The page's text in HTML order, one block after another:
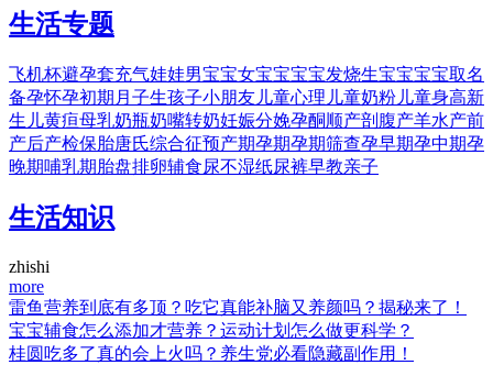
生活专题
飞机杯避孕套充气娃娃男宝宝女宝宝宝宝发烧生宝宝宝宝取名
备孕怀孕初期 月子生孩子小朋友 儿童心理 儿童奶粉 儿童身高新
生儿黄疸母乳奶瓶奶嘴转奶妊娠分娩孕酮顺产剖腹产羊水产前
产后产检保胎唐氏综合征预产期孕期孕期筛查孕早期孕中期孕
晚期哺乳期 胎盘排卵辅食尿不湿纸尿裤早教亲子
生活知识
zhishi
more
雷鱼营养到底有多顶？吃它真能补脑又养颜吗？揭秘来了！
宝宝辅食怎么添加才营养？运动计划怎么做更科学？
桂圆吃多了真的会上火吗？养生党必看隐藏副作用！